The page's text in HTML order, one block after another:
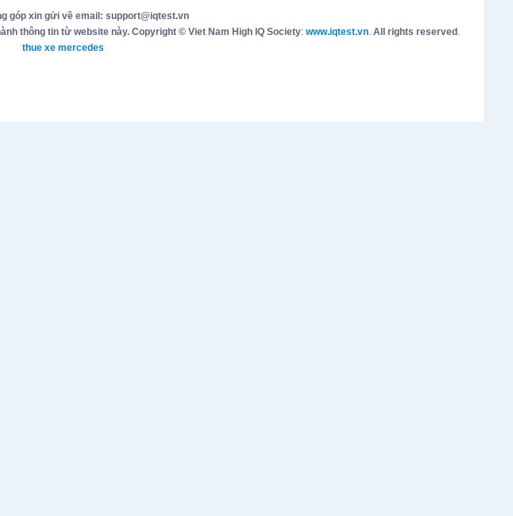
góp xin gửi về email: support@iqtest.vn
thông tin từ website này. Copyright © Viet Nam High IQ Society: www.iqtest.vn. All rights reserved .
thue xe mercedes